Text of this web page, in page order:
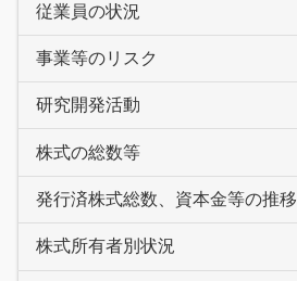
従業員の状況
事業等のリスク
研究開発活動
株式の総数等
発行済株式総数、資本金等の推移
株式所有者別状況